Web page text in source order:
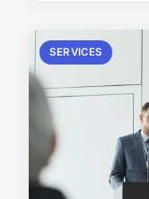
SERVICES